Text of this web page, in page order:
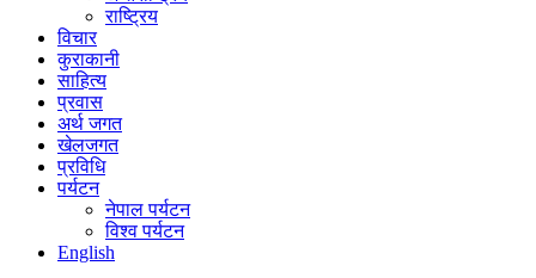
राष्ट्रिय
विचार
कुराकानी
साहित्य
प्रवास
अर्थ जगत
खेलजगत
प्रविधि
पर्यटन
नेपाल पर्यटन
विश्व पर्यटन
English